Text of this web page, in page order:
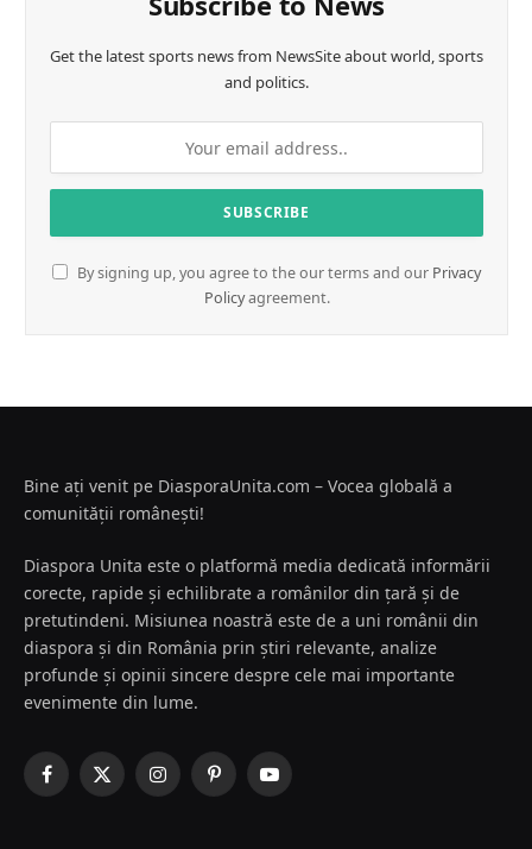
Get the latest sports news from NewsSite about world, sports
and politics.
By signing up, you agree to the our terms and our Privacy
Policyagreement.
Bine ați venit pe DiasporaUnita.com – Vocea globală a
comunității românești!
Diaspora Unita este o platformă media dedicată informării
corecte, rapide și echilibrate a românilor din țară și de
pretutindeni. Misiunea noastră este de a uni românii din
diaspora și din România prin știri relevante, analize
profunde și opinii sincere despre cele mai importante
evenimente din lume.
Facebook
X
InstagramPinterestYouTube